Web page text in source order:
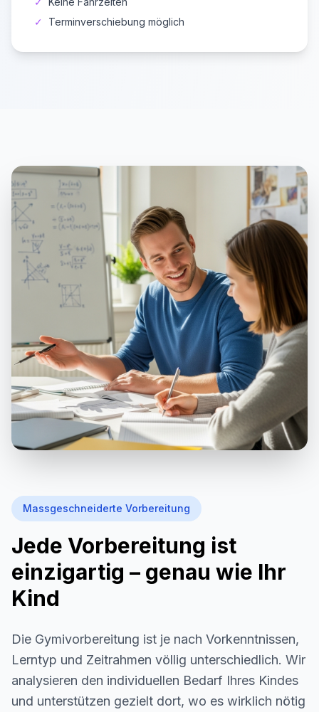
✓
Terminverschiebung möglich
Massgeschneiderte Vorbereitung
Jede Vorbereitung ist
einzigartig – genau wie Ihr
Kind
Die Gymivorbereitung ist je nach Vorkenntnissen,
Lerntyp und Zeitrahmen völlig unterschiedlich. Wir
analysieren den individuellen Bedarf Ihres Kindes
und unterstützen gezielt dort, wo es wirklich nötig